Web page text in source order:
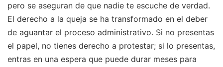
pero se aseguran de que nadie te escuche de verdad.
El derecho a la queja se ha transformado en el deber
de aguantar el proceso administrativo. Si no presentas
el papel, no tienes derecho a protestar; si lo presentas,
entras en una espera que puede durar meses para